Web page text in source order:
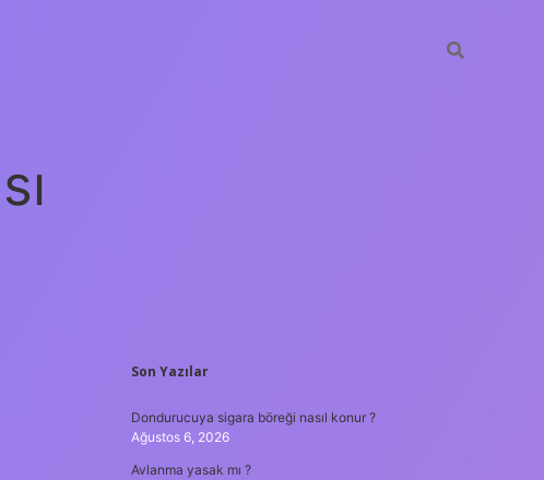
SIDEBAR
Son Yazılar
Dondurucuya sigara böreği nasıl konur ?
Ağustos 6, 2026
Avlanma yasak mı ?